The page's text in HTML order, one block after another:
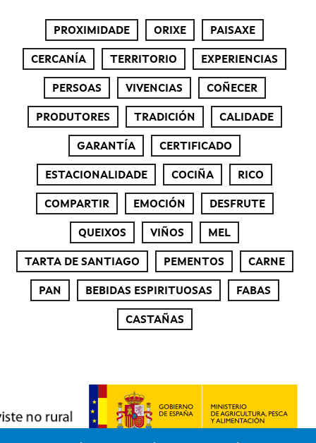
PROXIMIDADE ORIXE PAISAXE
CERCANÍA TERRITORIO EXPERIENCIAS
PERSOAS VIVENCIAS COÑECER
PRODUTORES TRADICIÓN CALIDADE
GARANTÍA CERTIFICADO
ESTACIONALIDADE COCIÑA RICO
COMPARTIR EMOCIÓN DESFRUTE
QUEIXOS VIÑOS MEL
TARTA DE SANTIAGO PEMENTOS CARNE
PAN BEBIDAS ESPIRITUOSAS FABAS
CASTAÑAS